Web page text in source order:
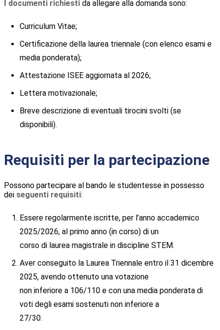
I documenti richiesti da allegare alla domanda sono:
Curriculum Vitae;
Certificazione della laurea triennale (con elenco esami e
media ponderata);
Attestazione ISEE aggiornata al 2026;
Lettera motivazionale;
Breve descrizione di eventuali tirocini svolti (se
disponibili).
Requisiti per la partecipazione
Possono partecipare al bando le studentesse in possesso
dei seguenti requisiti:
Essere regolarmente iscritte, per l’anno accademico
2025/2026, al primo anno (in corso) di un
corso di laurea magistrale in discipline STEM.
Aver conseguito la Laurea Triennale entro il 31 dicembre
2025, avendo ottenuto una votazione
non inferiore a 106/110 e con una media ponderata di
voti degli esami sostenuti non inferiore a
27/30.